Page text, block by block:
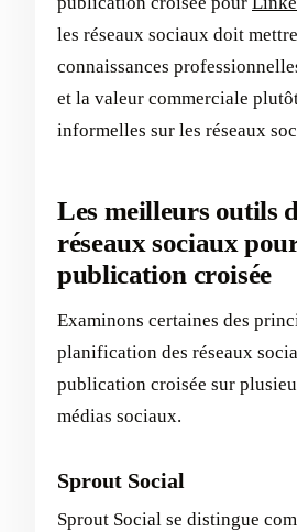
les réseaux sociaux doit
connaissances
et la valeur commerciale
informelles sur les réseaux
Les meilleurs outils
réseaux sociaux
publication croisée
Examinons certaines des
planification des réseaux
publication croisée sur
médias sociaux.
Sprout Social
Sprout Social se distingue